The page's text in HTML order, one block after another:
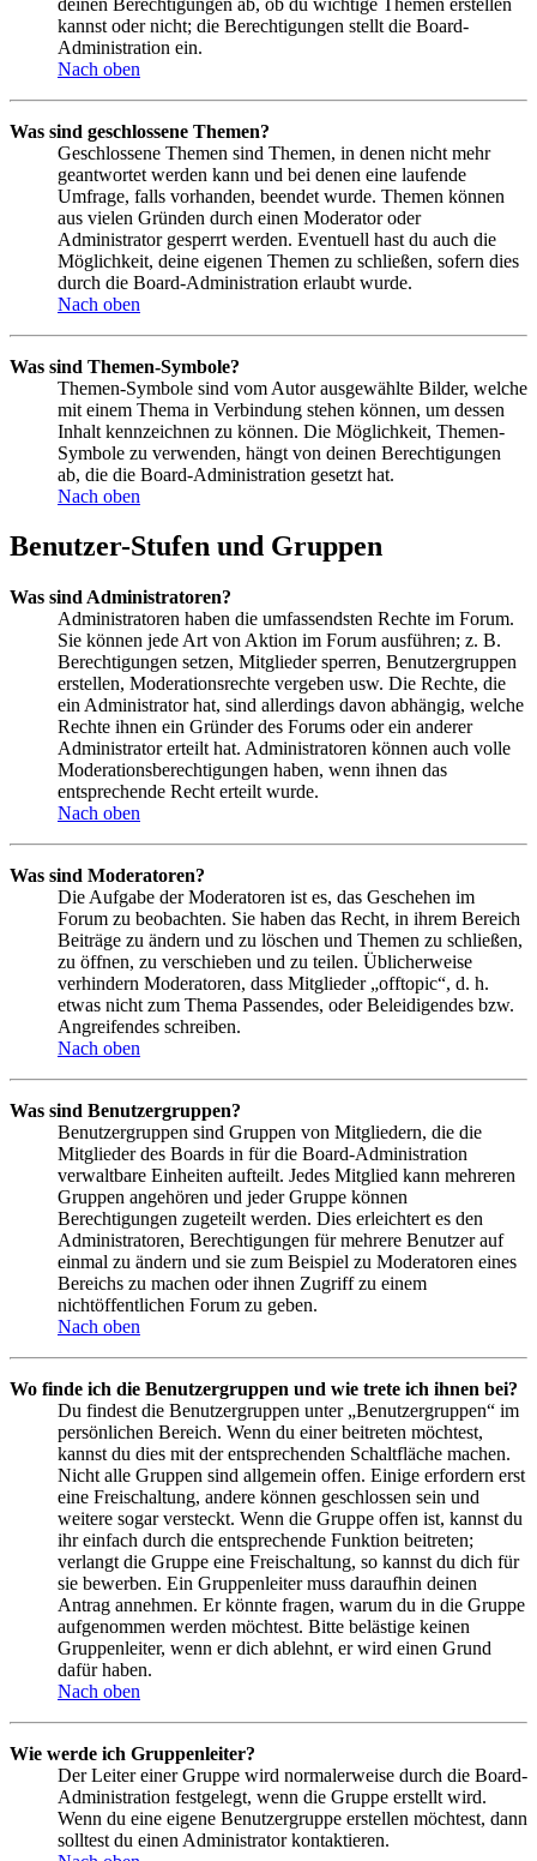
kannst oder nicht; die Berechtigungen stellt die Board-
Administration ein.
Nach oben
Was sind geschlossene Themen?
Geschlossene Themen sind Themen, in denen nicht mehr
geantwortet werden kann und bei denen eine laufende
Umfrage, falls vorhanden, beendet wurde. Themen können
aus vielen Gründen durch einen Moderator oder
Administrator gesperrt werden. Eventuell hast du auch die
Möglichkeit, deine eigenen Themen zu schließen, sofern dies
durch die Board-Administration erlaubt wurde.
Nach oben
Was sind Themen-Symbole?
Themen-Symbole sind vom Autor ausgewählte Bilder, welche
mit einem Thema in Verbindung stehen können, um dessen
Inhalt kennzeichnen zu können. Die Möglichkeit, Themen-
Symbole zu verwenden, hängt von deinen Berechtigungen
ab, die die Board-Administration gesetzt hat.
Nach oben
Benutzer-Stufen und Gruppen
Was sind Administratoren?
Administratoren haben die umfassendsten Rechte im Forum.
Sie können jede Art von Aktion im Forum ausführen; z. B.
Berechtigungen setzen, Mitglieder sperren, Benutzergruppen
erstellen, Moderationsrechte vergeben usw. Die Rechte, die
ein Administrator hat, sind allerdings davon abhängig, welche
Rechte ihnen ein Gründer des Forums oder ein anderer
Administrator erteilt hat. Administratoren können auch volle
Moderationsberechtigungen haben, wenn ihnen das
entsprechende Recht erteilt wurde.
Nach oben
Was sind Moderatoren?
Die Aufgabe der Moderatoren ist es, das Geschehen im
Forum zu beobachten. Sie haben das Recht, in ihrem Bereich
Beiträge zu ändern und zu löschen und Themen zu schließen,
zu öffnen, zu verschieben und zu teilen. Üblicherweise
verhindern Moderatoren, dass Mitglieder „offtopic“, d. h.
etwas nicht zum Thema Passendes, oder Beleidigendes bzw.
Angreifendes schreiben.
Nach oben
Was sind Benutzergruppen?
Benutzergruppen sind Gruppen von Mitgliedern, die die
Mitglieder des Boards in für die Board-Administration
verwaltbare Einheiten aufteilt. Jedes Mitglied kann mehreren
Gruppen angehören und jeder Gruppe können
Berechtigungen zugeteilt werden. Dies erleichtert es den
Administratoren, Berechtigungen für mehrere Benutzer auf
einmal zu ändern und sie zum Beispiel zu Moderatoren eines
Bereichs zu machen oder ihnen Zugriff zu einem
nichtöffentlichen Forum zu geben.
Nach oben
Wo finde ich die Benutzergruppen und wie trete ich ihnen bei?
Du findest die Benutzergruppen unter „Benutzergruppen“ im
persönlichen Bereich. Wenn du einer beitreten möchtest,
kannst du dies mit der entsprechenden Schaltfläche machen.
Nicht alle Gruppen sind allgemein offen. Einige erfordern erst
eine Freischaltung, andere können geschlossen sein und
weitere sogar versteckt. Wenn die Gruppe offen ist, kannst du
ihr einfach durch die entsprechende Funktion beitreten;
verlangt die Gruppe eine Freischaltung, so kannst du dich für
sie bewerben. Ein Gruppenleiter muss daraufhin deinen
Antrag annehmen. Er könnte fragen, warum du in die Gruppe
aufgenommen werden möchtest. Bitte belästige keinen
Gruppenleiter, wenn er dich ablehnt, er wird einen Grund
dafür haben.
Nach oben
Wie werde ich Gruppenleiter?
Der Leiter einer Gruppe wird normalerweise durch die Board-
Administration festgelegt, wenn die Gruppe erstellt wird.
Wenn du eine eigene Benutzergruppe erstellen möchtest, dann
solltest du einen Administrator kontaktieren.